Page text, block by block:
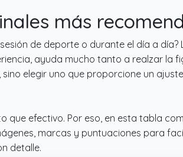
más
de deporte o durante el día a día?
ayuda mucho tanto a realzar la
elegir uno que proporcione un
que efectivo. Por eso, en esta tabla
marcas y puntuaciones para
detalle.